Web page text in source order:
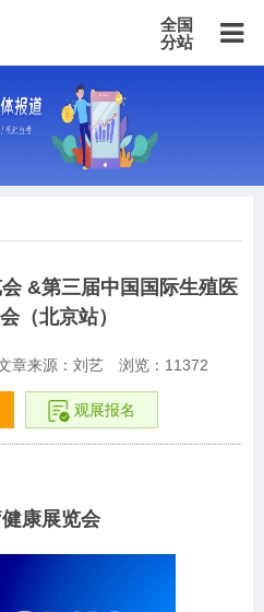
全国
分站
主站
站 天津站 江苏站
河南站 河北站
&第三届中国国际生殖医
（北京站）
章来源：刘艺 浏览： 11372
观展报名
康展览会